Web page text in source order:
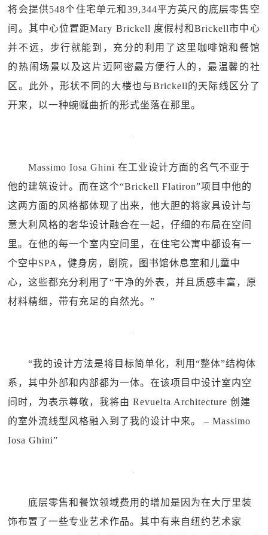
将会提供548个住宅单元和39,344平方英尺的底层零售空
间。其中心位置距Mary Brickell 度假村和Brickell市中心
并不远，步行就能到，充分的利用了这里咖啡馆和餐馆
的热闹场景以及这片迈阿密最方便行人的，最温馨的社
区。此外，形状不同的大楼也与Brickell的天际线区分了
开来，以一种蜿蜒曲折的形式坐落在那里。
Massimo Iosa Ghini 在工业设计方面的名气不亚于
他的建筑设计。而在这个“Brickell Flatiron”项目中他的
这两方面的风格都体现了出来，他大胆的将家具设计与
意大利风格的奢华设计融合在一起，仔细的布局在空间
里。在他的每一个室内空间里，在住宅公寓中都设有一
个空中SPA，健身房，剧院，图书馆休息室和儿童中
心，这些都充分利用了“干净的外表，并且质感丰富，原
材料精细，带有充足的自然光。”
“我的设计方法是将目标简单化，利用“整体”结构体
系，其中外部和内部都为一体。在该项目中设计室内空
间时，为表示尊敬，我将由 Revuelta Architecture 创建
的室外流线型风格融入到了我的设计中来。 – Massimo
Iosa Ghini”
底层零售和餐饮领域费用的增加是因为在大厅里装
饰布置了一些专业艺术作品。其中有来自纽约艺术家